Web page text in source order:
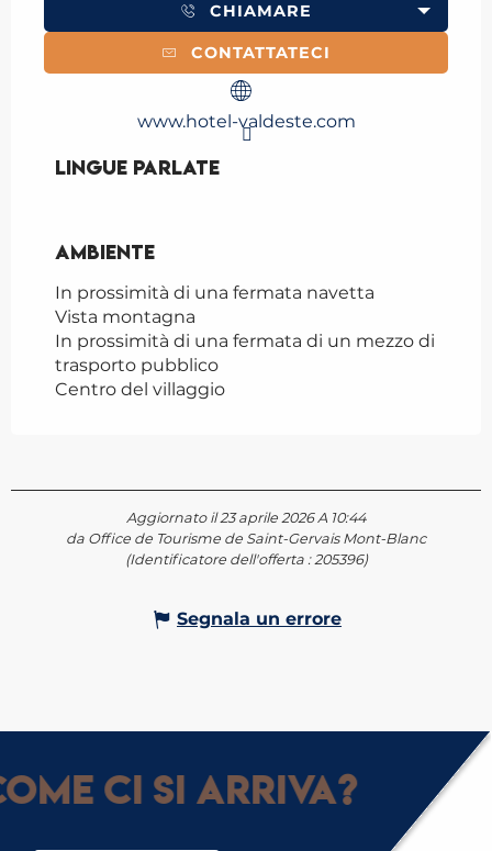
CHIAMARE
CONTATTATECI
www.hotel-valdeste.com
Lingue parlate
Lingue parlate
Ambiente
Ambiente
In prossimità di una fermata navetta
Vista montagna
In prossimità di una fermata di un mezzo di
trasporto pubblico
Centro del villaggio
Aggiornato il 23 aprile 2026 A 10:44
da Office de Tourisme de Saint-Gervais Mont-Blanc
(Identificatore dell'offerta :205396)
Segnala un errore
ci si arriva?